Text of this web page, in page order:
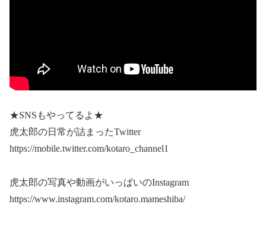
★SNSもやってるよ★
虎太郎の日常が詰まったTwitter
https://mobile.twitter.com/kotaro_channel1
虎太郎の写真や動画がいっぱいのInstagram
https://www.instagram.com/kotaro.mameshiba/